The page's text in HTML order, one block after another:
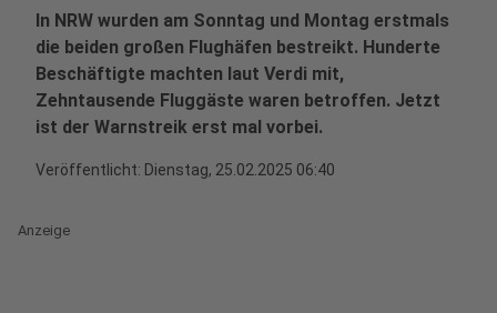
In NRW wurden am Sonntag und Montag erstmals
die beiden großen Flughäfen bestreikt. Hunderte
Beschäftigte machten laut Verdi mit,
Zehntausende Fluggäste waren betroffen. Jetzt
ist der Warnstreik erst mal vorbei.
Veröffentlicht: Dienstag, 25.02.2025 06:40
Anzeige